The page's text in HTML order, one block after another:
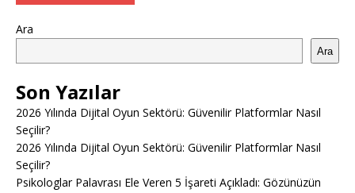
Ara
Ara
Son Yazılar
2026 Yılında Dijital Oyun Sektörü: Güvenilir Platformlar Nasıl
Seçilir?
2026 Yılında Dijital Oyun Sektörü: Güvenilir Platformlar Nasıl
Seçilir?
Psikologlar Palavrası Ele Veren 5 İşareti Açıkladı: Gözünüzün